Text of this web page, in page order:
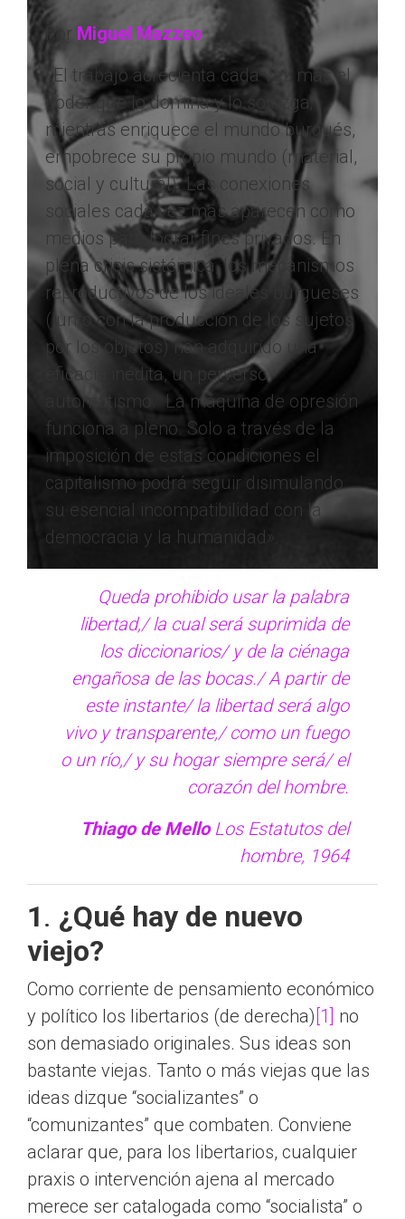
Por Miguel Mazzeo
«El trabajo acrecienta cada vez más el
poder que lo domina y lo sojuzga;
mientras enriquece el mundo burgués,
empobrece su propio mundo (material,
social y cultural). Las conexiones
sociales cada vez más aparecen como
medios para lograr fines privados. En
plena crisis sistémica, los mecanismos
reproductivos de los ideales burgueses
(junto con la producción de los sujetos
por los objetos) han adquirido una
eficacia inédita, un perverso
automatismo. La máquina de opresión
funciona a pleno. Solo a través de la
imposición de estas condiciones el
capitalismo podrá seguir disimulando
su esencial incompatibilidad con la
democracia y la humanidad».
Queda prohibido usar la palabra
libertad,/ la cual será suprimida de
los diccionarios/ y de la ciénaga
engañosa de las bocas./ A partir de
este instante/ la libertad será algo
vivo y transparente,/ como un fuego
o un río,/ y su hogar siempre será/ el
corazón del hombre.
Thiago de Mello Los Estatutos del
hombre, 1964
1. ¿Qué hay de nuevo
viejo?
Como corriente de pensamiento económico
y político los libertarios (de derecha) [1] no
son demasiado originales. Sus ideas son
bastante viejas. Tanto o más viejas que las
ideas dizque “socializantes” o
“comunizantes” que combaten. Conviene
aclarar que, para los libertarios, cualquier
praxis o intervención ajena al mercado
merece ser catalogada como “socialista” o